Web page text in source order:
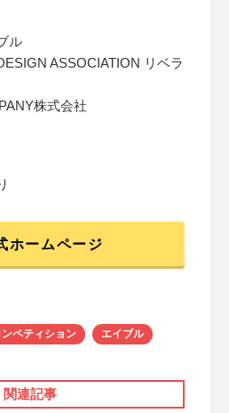
ル
ASSOCIATION リベラ
株式会社
ホームページ
ペティション エイブル
関連記事